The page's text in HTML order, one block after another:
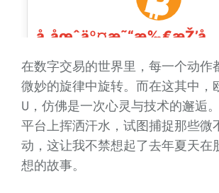
在数字交易的世界里，每一个动作
微妙的旋律中旋转。而在这其中，
U，仿佛是一次心灵与技术的邂逅
平台上挥洒汗水，试图捕捉那些微
动，这让我不禁想起了去年夏天在
想的故事。